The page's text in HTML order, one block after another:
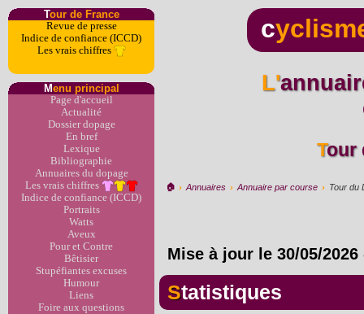
Tour de France
Revue de presse
Indice de confiance (ICCD)
Les vrais chiffres
Menu principal
Page d'accueil
Actualité
Dossier dopage
En bref
Lexique
Bibliographie
Annuaires du dopage
Les vrais chiffres
Indice de confiance (ICCD)
Portraits
Watts
Aveux
Pour et Contre
Bêtisier
Stupéfiantes excuses
Humour
Liens
Foire aux questions
c
L'annuaire du dopage par
🏠︎ › Annuaires › Annuaire par course › Tour du
Mise à jour le 30/05/2026
Statistiques